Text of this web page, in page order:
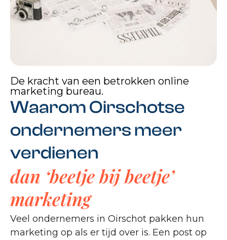
De kracht van een betrokken online
marketing bureau.
Waarom Oirschotse
ondernemers meer
verdienen
dan ‘beetje bij beetje’
marketing
Veel ondernemers in Oirschot pakken hun
marketing op als er tijd over is. Een post op